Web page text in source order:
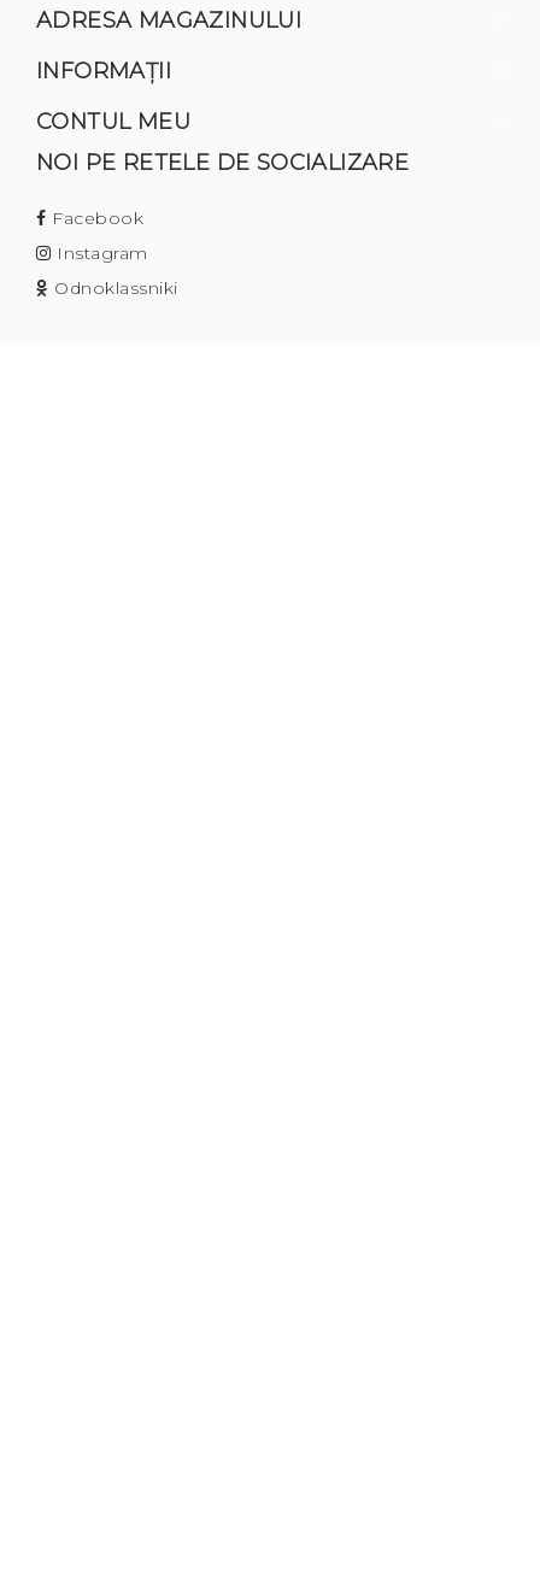
ADRESA MAGAZINULUI
INFORMAŢII
CONTUL MEU
NOI PE RETELE DE SOCIALIZARE
Facebook
Instagram
Odnoklassniki